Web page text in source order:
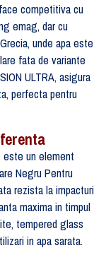
competitiva cu
emag, dar cu
unde apa este
fata de variante
ULTRA, asigura
perfecta pentru
este un element
Negru Pentru
rezista la impacturi
maxima in timpul
tempered glass
in apa sarata.